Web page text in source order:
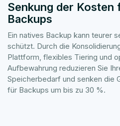
Senkung der Kosten
Backups
Ein natives Backup kann teurer
schützt. Durch die
Plattform, flexibles Tiering und
Aufbewahrung reduzieren Sie
Speicherbedarf und senken die
für Backups um bis zu 30 %.